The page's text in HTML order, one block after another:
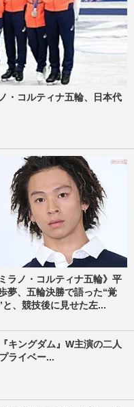
・コルティナ五輪、日本代
ミラノ・コルティナ五輪》平
夢、五輪決勝で語った“覚
と、競技後に見せた左...
キングダム』W主演の二人
ライベー...